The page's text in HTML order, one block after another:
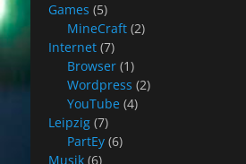
Games (5)
MineCraft (2)
Internet (7)
Browser (1)
Wordpress (2)
YouTube (4)
Leipzig (7)
PartEy (6)
Musik (6)